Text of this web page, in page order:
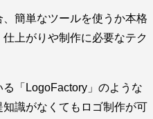
簡単なツールを使うか本格
上がりや制作に必要なテク
「LogoFactory」のような
識がなくてもロゴ制作が可